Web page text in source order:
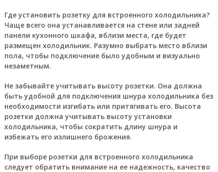
Где установить розетку для встроенного холодильника?
Чаще всего она устанавливается на стене или задней
панели кухонного шкафа, вблизи места, где будет
размещен холодильник. Разумно выбрать место вблизи
пола, чтобы подключение было удобным и визуально
незаметным.
Не забывайте учитывать высоту розетки. Она должна
быть удобной для подключения шнура холодильника без
необходимости изгибать или притягивать его. Высота
розетки должна учитывать высоту установки
холодильника, чтобы сократить длину шнура и
избежать его излишнего брожения.
При выборе розетки для встроенного холодильника
следует обратить внимание на ее надежность, качество